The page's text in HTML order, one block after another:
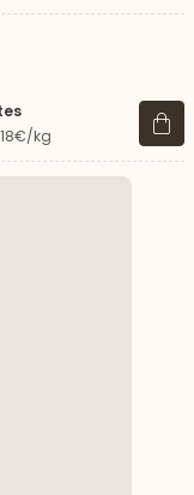
kg Voir